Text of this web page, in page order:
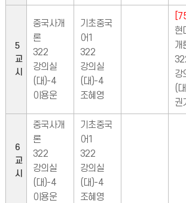
5
교
시
중국사개
론
322
강의실
(대)-4
이용운
기초중국
어1
322
강의실
(대)-4
조혜영
현
개
강
(
권
6
교
시
중국사개
론
322
강의실
(대)-4
이용운
기초중국
어1
322
강의실
(대)-4
조혜영